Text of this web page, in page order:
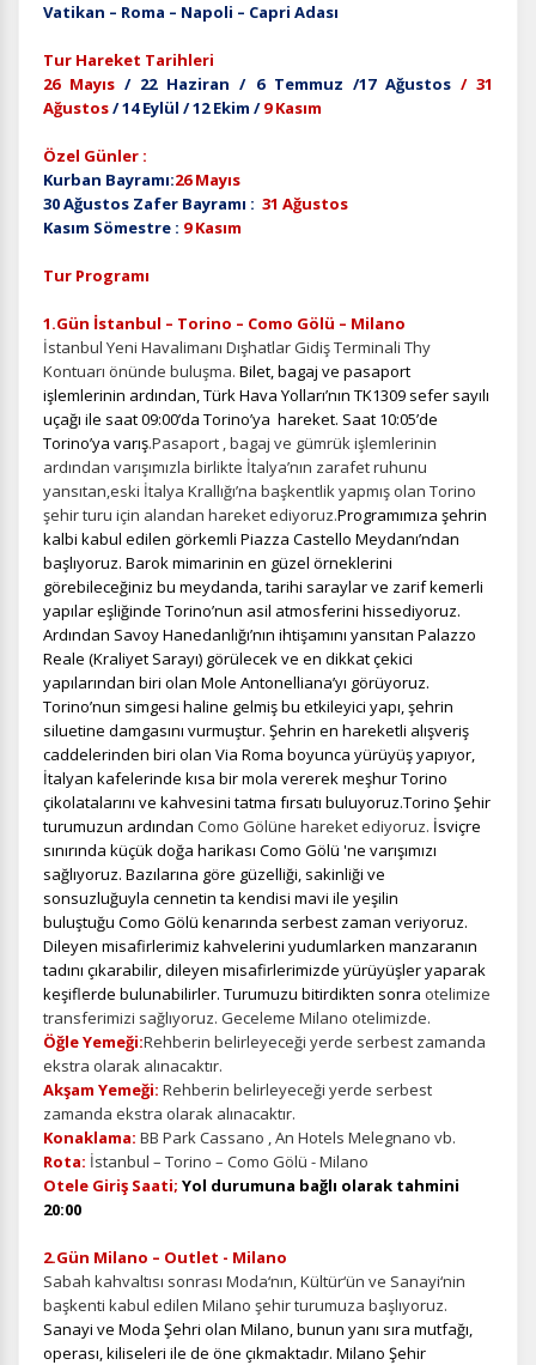
Vatikan – Roma – Napoli – Capri Adası
Tur Hareket Tarihleri
26 Mayıs/ 22 Haziran / 6 Temmuz /17 Ağustos / 31
Ağustos/ 14 Eylül / 12 Ekim /9 Kasım
Özel Günler :
Kurban Bayramı:26 Mayıs
30 Ağustos Zafer Bayramı : 31 Ağustos
Kasım Sömestre : 9 Kasım
Tur Programı
1.Gün İstanbul – Torino – Como Gölü – Milano
İstanbul Yeni Havalimanı Dışhatlar Gidiş Terminali Thy
Kontuarı önünde buluşma. Bilet, bagaj ve pasaport
işlemlerinin ardından, Türk Hava Yolları’nın TK1309 sefer sayılı
uçağı ile saat 09:00’da Torino’ya hareket. Saat 10:05’de
Torino’ya varış.Pasaport , bagaj ve gümrük işlemlerinin
ardından varışımızla birlikte İtalya’nın zarafet ruhunu
yansıtan,eski İtalya Krallığı’na başkentlik yapmış olan Torino
şehir turu için alandan hareket ediyoruz.Programımıza şehrin
kalbi kabul edilen görkemli Piazza Castello Meydanı’ndan
başlıyoruz. Barok mimarinin en güzel örneklerini
görebileceğiniz bu meydanda, tarihi saraylar ve zarif kemerli
yapılar eşliğinde Torino’nun asil atmosferini hissediyoruz.
Ardından Savoy Hanedanlığı’nın ihtişamını yansıtan Palazzo
Reale (Kraliyet Sarayı) görülecek ve en dikkat çekici
yapılarından biri olan Mole Antonelliana’yı görüyoruz.
Torino’nun simgesi haline gelmiş bu etkileyici yapı, şehrin
siluetine damgasını vurmuştur. Şehrin en hareketli alışveriş
caddelerinden biri olan Via Roma boyunca yürüyüş yapıyor,
İtalyan kafelerinde kısa bir mola vererek meşhur Torino
çikolatalarını ve kahvesini tatma fırsatı buluyoruz.Torino Şehir
turumuzun ardından Como Gölüne hareket ediyoruz. İsviçre
sınırında küçük doğa harikası Como Gölü 'ne varışımızı
sağlıyoruz. Bazılarına göre güzelliği, sakinliği ve
sonsuzluğuyla cennetin ta kendisi mavi ile yeşilin
buluştuğu Como Gölü kenarında serbest zaman veriyoruz.
Dileyen misafirlerimiz kahvelerini yudumlarken manzaranın
tadını çıkarabilir, dileyen misafirlerimizde yürüyüşler yaparak
keşiflerde bulunabilirler. Turumuzu bitirdikten sonra otelimize
transferimizi sağlıyoruz. Geceleme Milano otelimizde.
Öğle Yemeği:Rehberin belirleyeceği yerde serbest zamanda
ekstra olarak alınacaktır.
Akşam Yemeği: Rehberin belirleyeceği yerde serbest
zamanda ekstra olarak alınacaktır.
Konaklama: BB Park Cassano , An Hotels Melegnano vb.
Rota: İstanbul – Torino – Como Gölü - Milano
Otele Giriş Saati; Yol durumuna bağlı olarak tahmini
20:00
2.Gün Milano – Outlet - Milano
Sabah kahvaltısı sonrası Moda‘nın, Kültür‘ün ve Sanayi‘nin
başkenti kabul edilen Milano şehir turumuza başlıyoruz.
Sanayi ve Moda Şehri olan Milano, bunun yanı sıra mutfağı,
operası, kiliseleri ile de öne çıkmaktadır. Milano Şehir